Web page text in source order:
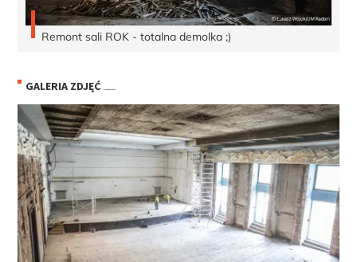
Remont sali ROK - totalna demolka ;)
GALERIA ZDJĘĆ